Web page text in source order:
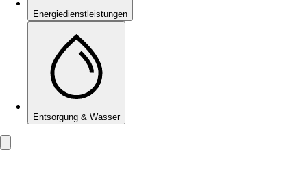
Energie­dienstleistungen
Entsorgung & Wasser